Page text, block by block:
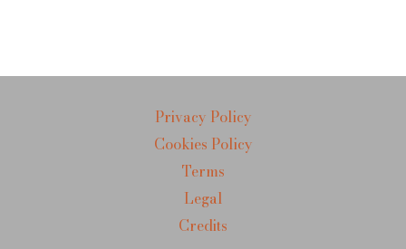
Privacy Policy
Cookies Policy
Terms
Legal
Credits